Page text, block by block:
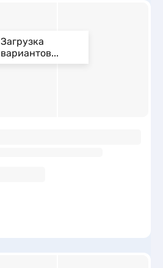
Загрузка
вариантов...